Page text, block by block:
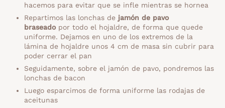
hacemos para evitar que se infle mientras se hornea
Repartimos las lonchas de jamón de pavo
braseadopor todo el hojaldre, de forma que quede
uniforme. Dejamos en uno de los extremos de la
lámina de hojaldre unos 4 cm de masa sin cubrir para
poder cerrar el pan
Seguidamente, sobre el jamón de pavo, pondremos las
lonchas de bacon
Luego esparcimos de forma uniforme las rodajas de
aceitunas